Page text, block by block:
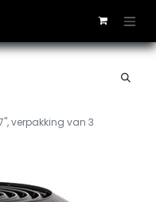
verpakking van 3